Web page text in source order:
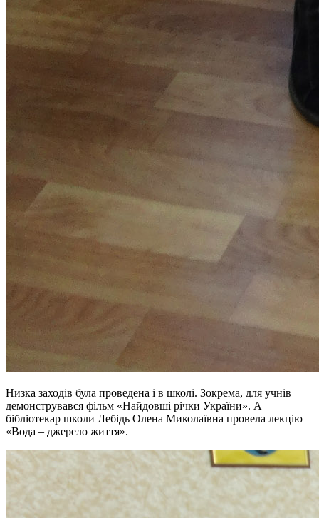
Низка заходів була проведена і в школі. Зокрема, для учнів
демонструвався фільм «Найдовші річки України». А
бібліотекар школи Лебідь Олена Миколаївна провела лекцію
«Вода – джерело життя».